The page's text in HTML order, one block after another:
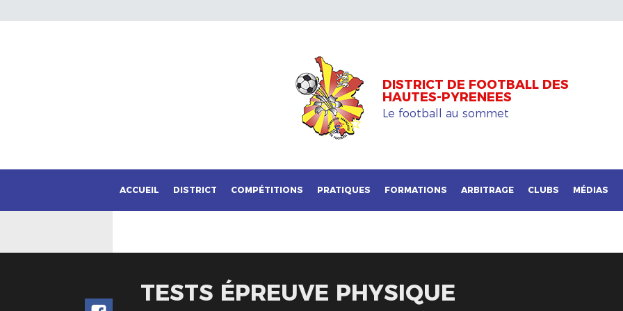
DISTRICT DE FOOTBALL DES
HAUTES-PYRENEES
Le football au sommet
ACCUEIL DISTRICT COMPÉTITIONS PRATIQUES FORMATIONS ARBITRAGE CLUBS MÉDIAS
TESTS ÉPREUVE PHYSIQUE